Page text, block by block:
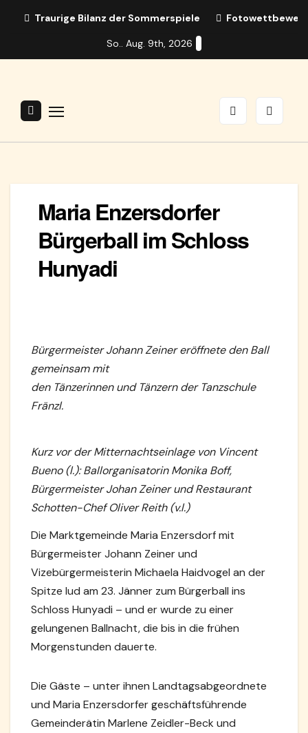
Traurige Bilanz der Sommerspiele
So.. Aug. 9th, 2026
Maria Enzersdorfer
Bürgerball im Schloss
Hunyadi
Bürgermeister Johann Zeiner eröffnete den Ball
gemeinsam mit
den Tänzerinnen und Tänzern der Tanzschule
Fränzl.
Kurz vor der Mitternachtseinlage von Vincent
Bueno (l.): Ballorganisatorin Monika Boff,
Bürgermeister Johan Zeiner und Restaurant
Schotten-Chef Oliver Reith (v.l.)
Die Marktgemeinde Maria Enzersdorf mit
Bürgermeister Johann Zeiner und
Vizebürgermeisterin Michaela Haidvogel an der
Spitze lud am 23. Jänner zum Bürgerball ins
Schloss Hunyadi – und er wurde zu einer
gelungenen Ballnacht, die bis in die frühen
Morgenstunden dauerte.
Die Gäste – unter ihnen Landtagsabgeordnete
und Maria Enzersdorfer geschäftsführende
Gemeinderätin Marlene Zeidler-Beck und